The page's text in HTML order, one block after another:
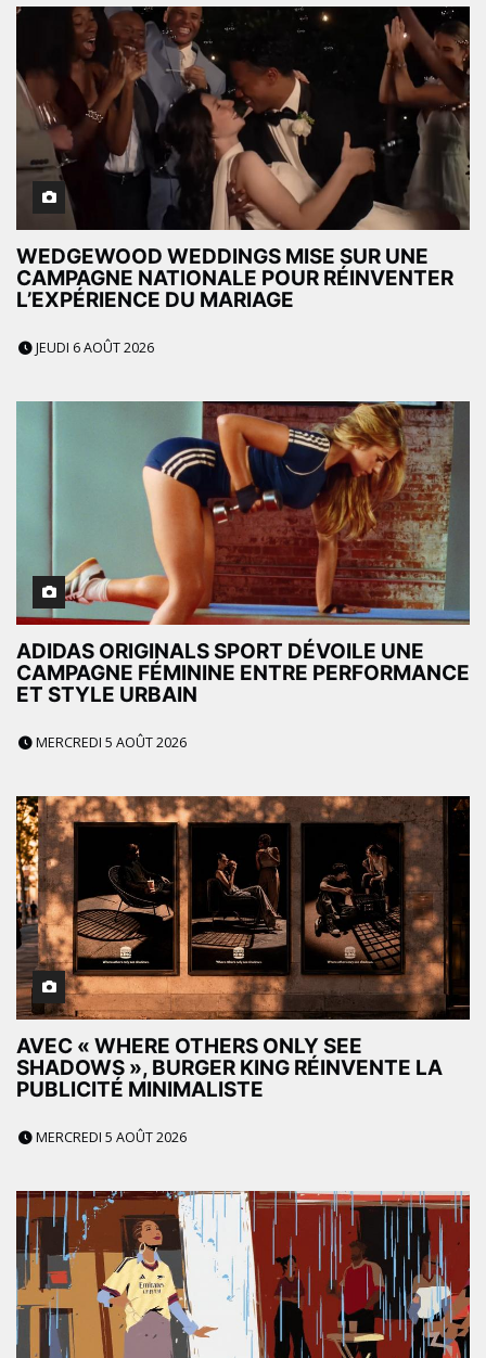
WEDGEWOOD WEDDINGS MISE SUR UNE
CAMPAGNE NATIONALE POUR RÉINVENTER
L’EXPÉRIENCE DU MARIAGE
JEUDI 6 AOÛT 2026
ADIDAS ORIGINALS SPORT DÉVOILE UNE
CAMPAGNE FÉMININE ENTRE PERFORMANCE
ET STYLE URBAIN
MERCREDI 5 AOÛT 2026
AVEC « WHERE OTHERS ONLY SEE
SHADOWS », BURGER KING RÉINVENTE LA
PUBLICITÉ MINIMALISTE
MERCREDI 5 AOÛT 2026